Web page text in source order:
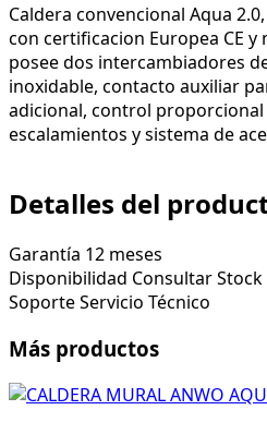
Caldera convencional Aqua
con certificacion Europea CE y
posee dos intercambiadores
inoxidable, contacto auxiliar
adicional, control proporcional
escalamientos y sistema de
Detalles del
Garantía 12 meses
Disponibilidad Consultar Stock
SoporteServicio Técnico
Más productos